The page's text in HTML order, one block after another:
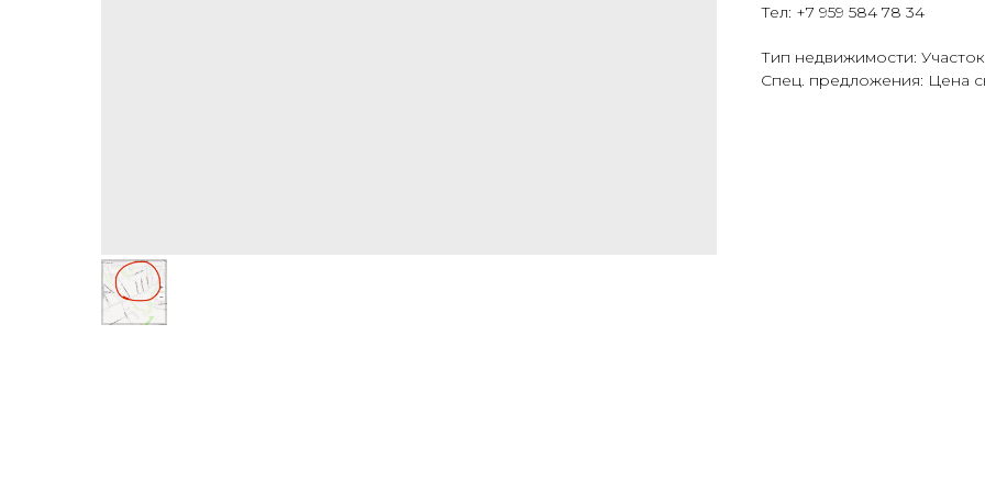
Тел: +7 959 584 78 34
Тип недвижимости: Участок
Спец. предложения: Цена